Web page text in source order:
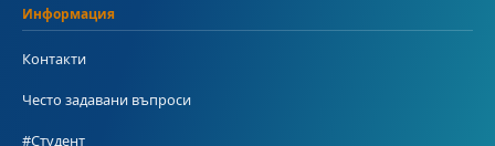
Информация
Контакти
Често задавани въпроси
#Студент